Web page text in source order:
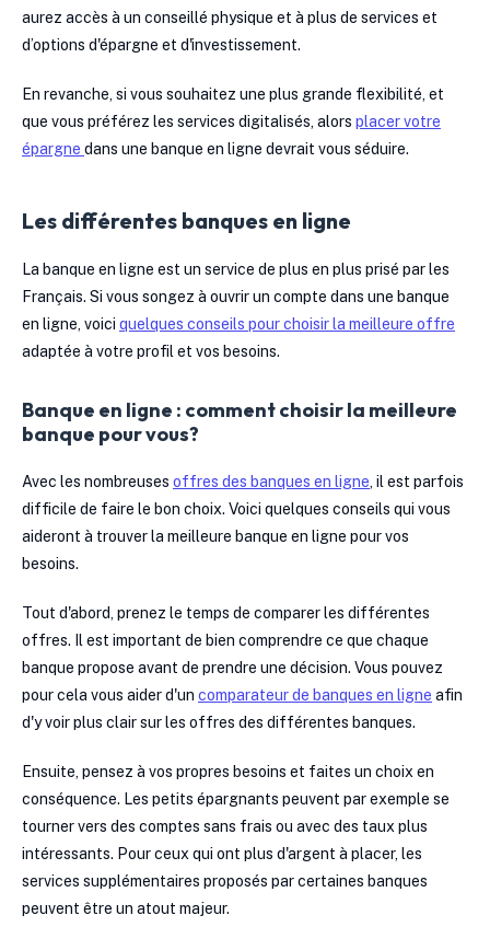
aurez accès à un conseillé physique et à plus de services et
d’options d'épargne et d'investissement.
En revanche, si vous souhaitez une plus grande flexibilité, et
que vous préférez les services digitalisés, alors placer votre
épargne dans une banque en ligne devrait vous séduire.
Les différentes banques en ligne
La banque en ligne est un service de plus en plus prisé par les
Français. Si vous songez à ouvrir un compte dans une banque
en ligne, voici quelques conseils pour choisir la meilleure offre
adaptée à votre profil et vos besoins.
Banque en ligne : comment choisir la meilleure
banque pour vous?
Avec les nombreuses offres des banques en ligne, il est parfois
difficile de faire le bon choix. Voici quelques conseils qui vous
aideront à trouver la meilleure banque en ligne pour vos
besoins.
Tout d'abord, prenez le temps de comparer les différentes
offres. Il est important de bien comprendre ce que chaque
banque propose avant de prendre une décision. Vous pouvez
pour cela vous aider d'un comparateur de banques en ligne afin
d'y voir plus clair sur les offres des différentes banques.
Ensuite, pensez à vos propres besoins et faites un choix en
conséquence. Les petits épargnants peuvent par exemple se
tourner vers des comptes sans frais ou avec des taux plus
intéressants. Pour ceux qui ont plus d'argent à placer, les
services supplémentaires proposés par certaines banques
peuvent être un atout majeur.